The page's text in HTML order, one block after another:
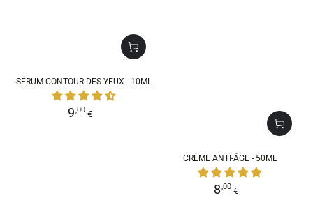
SÉRUM CONTOUR DES YEUX - 10ML
Prix
9,00 €
CRÈME ANTI-ÂGE - 50ML
Prix
8,00 €